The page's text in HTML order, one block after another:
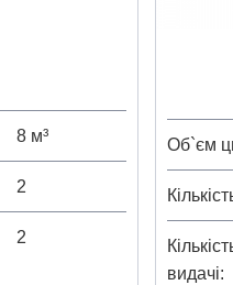
8 м³
2
2
Об`єм
видачі